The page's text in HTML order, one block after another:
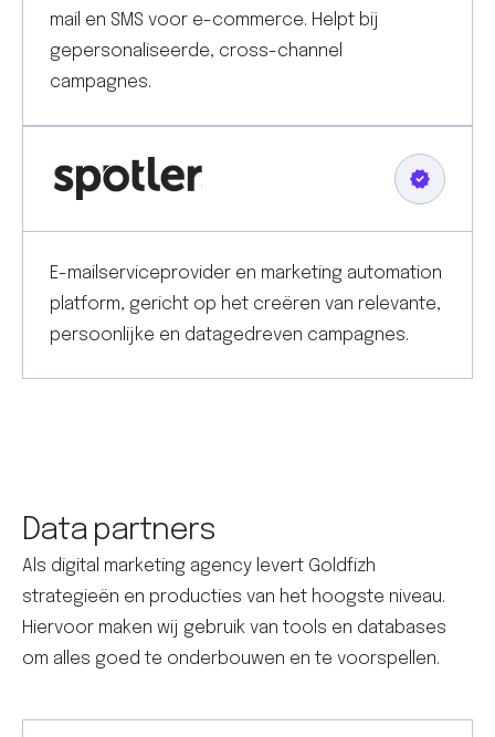
mail en SMS voor e-commerce. Helpt bij
gepersonaliseerde, cross-channel
campagnes.
E-mailserviceprovider en marketing automation
platform, gericht op het creëren van relevante,
persoonlijke en datagedreven campagnes.
Data partners
Als digital marketing agency levert Goldfizh
strategieën en producties van het hoogste niveau.
Hiervoor maken wij gebruik van tools en databases
om alles goed te onderbouwen en te voorspellen.